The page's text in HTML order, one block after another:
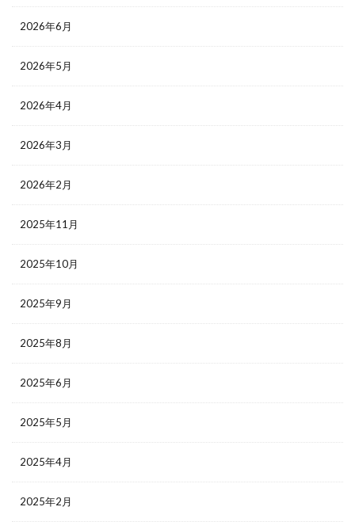
2026年6月
2026年5月
2026年4月
2026年3月
2026年2月
2025年11月
2025年10月
2025年9月
2025年8月
2025年6月
2025年5月
2025年4月
2025年2月